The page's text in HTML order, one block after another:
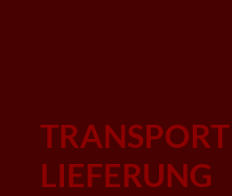
LIEFERUNG